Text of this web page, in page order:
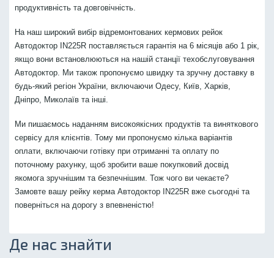
продуктивність та довговічність.
На наш широкий вибір відремонтованих кермових рейок
Автодоктор IN225R поставляється гарантія на 6 місяців або 1 рік,
якщо вони встановлюються на нашій станції техобслуговування
Автодоктор. Ми також пропонуємо швидку та зручну доставку в
будь-який регіон України, включаючи Одесу, Київ, Харків,
Дніпро, Миколаїв та інші.
Ми пишаємось наданням високоякісних продуктів та виняткового
сервісу для клієнтів. Тому ми пропонуємо кілька варіантів
оплати, включаючи готівку при отриманні та оплату по
поточному рахунку, щоб зробити ваше покупковий досвід
якомога зручнішим та безпечнішим. Тож чого ви чекаєте?
Замовте вашу рейку керма Автодоктор IN225R вже сьогодні та
поверніться на дорогу з впевненістю!
Де нас знайти